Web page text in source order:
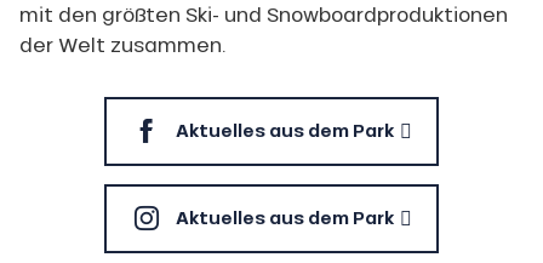
mit den größten Ski- und Snowboardproduktionen
der Welt zusammen.
Aktuelles aus dem Park
Aktuelles aus dem Park